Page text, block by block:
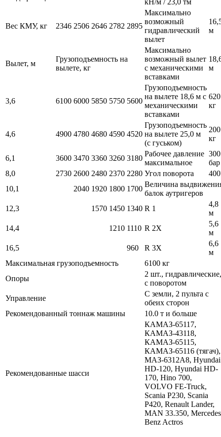
Вес КМУ, кг 2346 2506 2646 2782 2895
Максимально
возможный
гидравлический
вылет
м
Вылет, м
Грузоподъемность на
вылете, кг
Максимально
возможный вылет
с механическими
вставками
м
3,6 6100 6000 5850 5750 5600
Грузоподъемность
на вылете 18,6 м с
механическими
вставками
620
кг
4,6 4900 4780 4680 4590 4520
Грузоподъемность
на вылете 25,0 м
(с гуськом)
200
кг
6,1 3600 3470 3360 3260 3180
Рабочее давление
максимальное
300
бар
8,0
2730 2600 2480 2370 2280 Угол поворота
10,1
2040 1920 1800 1700
Величина
балок аутригеров
12,3
1570 1450 1340 R 1
4,8
м
14,4
1210 1110 R 2X
5,6
м
16,5
960 R 3X
6,6
м
Максимальная грузоподъемность
6100 кг
Опоры
2 шт., гидравлические,
с поворотом
Управление
С земли, 2 пульта с
обеих сторон
Рекомендованный тоннаж машины
10.0 т и больше
Рекомендованные шасси
КАМАЗ-65117,
КАМАЗ-43118,
КАМАЗ-65115,
КАМАЗ-65116 (тягач),
МАЗ-6312А8, Hyundai
HD-120, Hyundai HD-
170, Hino 700,
VOLVO FE-Truck,
Scania P230, Scania
P420, Renault Lander,
MAN 33.350, Mercedes
Benz Actros